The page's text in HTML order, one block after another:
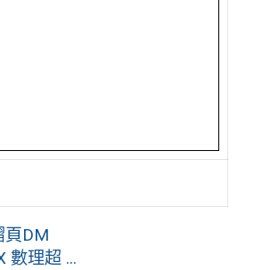
頁DM
數理超 ...